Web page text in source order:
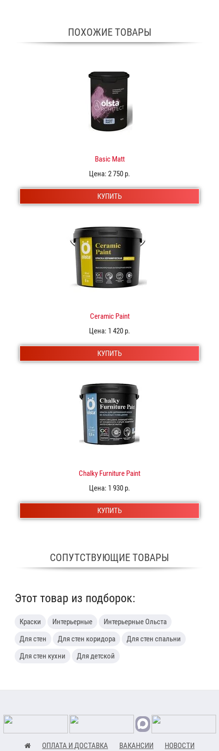
ПОХОЖИЕ ТОВАРЫ
Basic Matt
Цена: 2 750 р.
КУПИТЬ
Ceramic Paint
Цена: 1 420 р.
КУПИТЬ
Chalky Furniture Paint
Цена: 1 930 р.
КУПИТЬ
СОПУТСТВУЮЩИЕ ТОВАРЫ
Этот товар из подборок:
Краски Интерьерные
Интерьерные Ольста
Для стен
Для стен коридора
Для стен спальни
Для стен кухни
Для детской
ОПЛАТА И ДОСТАВКА ВАКАНСИИ НОВОСТИ